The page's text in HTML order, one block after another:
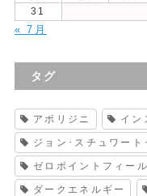
31
« 7月
タグ
アボリジニ イン
ジョン･スチュワート
ゼロポイントフィー
ダークエネルギー